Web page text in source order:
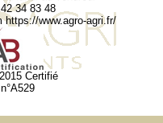
34 83 48
https://www.agro-agri.fr/
Certifié